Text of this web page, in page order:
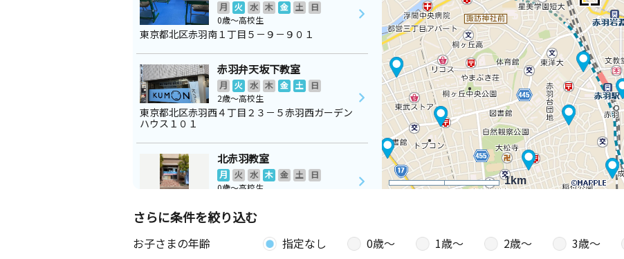
1km
月 火 水 木 金 土
日
0歳～高校生
東京都北区赤羽南１丁目５－９－９０１
赤羽弁天坂下教室
月 火 水 木 金 土
日
2歳～高校生
東京都北区赤羽西４丁目２３－５赤羽西ガーデン
ハウス１０１
北赤羽教室
月 火 水 木 金 土
日
0歳～高校生
舟戸前教室
木 金 土 日
さらに条件を絞り込む
お子さまの年齢 指定なし 0歳〜 1歳〜 2歳〜 3歳〜